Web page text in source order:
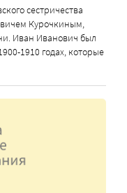
сестричества
Курочкиным,
Иван Иванович был
1910 годах, которые